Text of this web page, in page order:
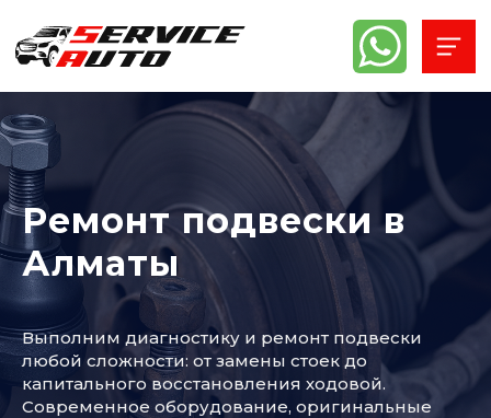
Ремонт подвески в
Алматы
Выполним диагностику и ремонт подвески
любой сложности: от замены стоек до
капитального восстановления ходовой.
Современное оборудование, оригинальные